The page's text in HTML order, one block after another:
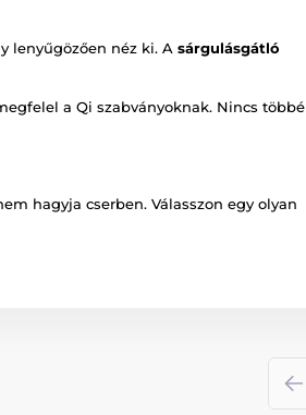
lenyűgözően néz ki. A sárgulásgátló
a Qi szabványoknak. Nincs többé
hagyja cserben. Válasszon egy olyan